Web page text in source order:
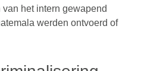
het intern gewapend
werden ontvoerd of